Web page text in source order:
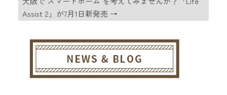
Assist 2」が7月1日新発売 →